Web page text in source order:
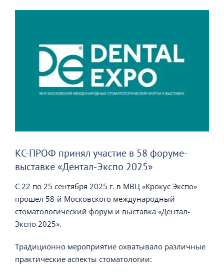
КС-ПРОФ принял участие в 58 форуме-
выставке «Дентал-Экспо 2025»
С 22 по 25 сентября 2025 г. в МВЦ «Крокус Экспо»
прошел 58-й Московского международный
стоматологический форум и выставка «Дентал-
Экспо 2025».
Традиционно мероприятие охватывало различные
практические аспекты стоматологии: